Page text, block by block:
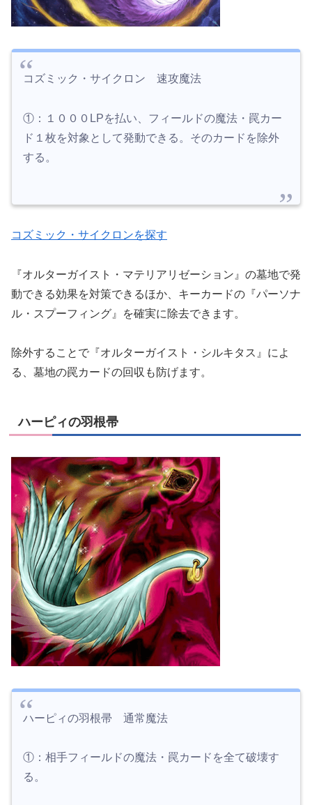
コズミック・サイクロン 速攻魔法
①：１０００LPを払い、フィールドの魔法・罠カー
ド１枚を対象として発動できる。そのカードを除外
する。
コズミック・サイクロンを探す
『オルターガイスト・マテリアリゼーション』の墓地で発
動できる効果を対策できるほか、キーカードの『パーソナ
ル・スプーフィング』を確実に除去できます。
除外することで『オルターガイスト・シルキタス』によ
る、墓地の罠カードの回収も防げます。
ハーピィの羽根帚
ハーピィの羽根帚 通常魔法
①：相手フィールドの魔法・罠カードを全て破壊す
る。